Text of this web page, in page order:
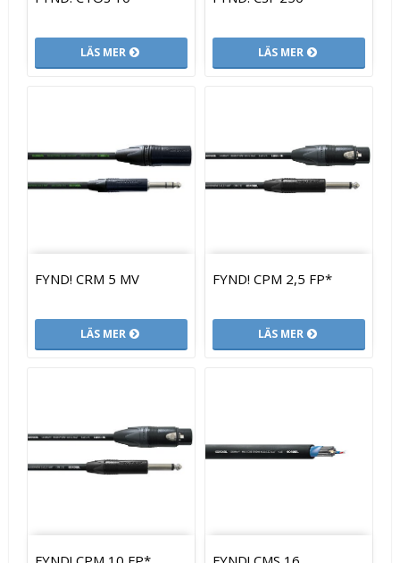
LÄS MER LÄS MER
FYND! CRM 5 MV
LÄS MER
FYND! CPM 2,5 FP*
LÄS MER